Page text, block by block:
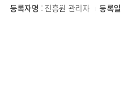
등록자명 : 진흥원 관리자 등록일